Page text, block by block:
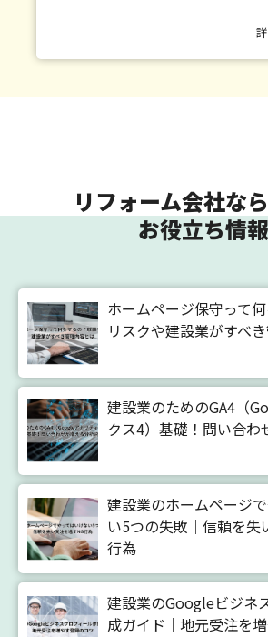
リフォーム会社な
お役立ち情報
ホームページ保守って
リスクや建設業がすべ
建設業のためのGA4（
クス4）基礎！問い合わ
建設業のホームページ
い5つの失敗｜信頼を失
行為
建設業のGoogleビジネ
成ガイド｜地元受注を